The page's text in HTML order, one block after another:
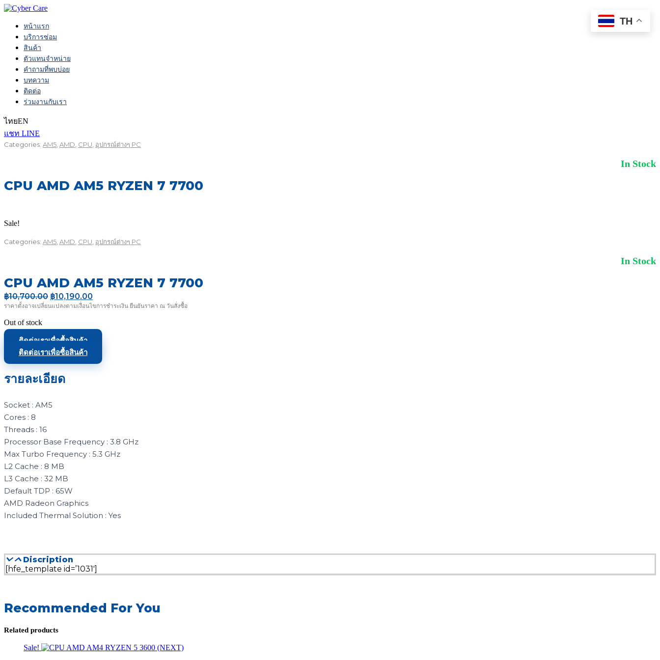
หน้าแรก
บริการซ่อม
สินค้า
ตัวแทนจำหน่าย
คำถามที่พบบ่อย
บทความ
ติดต่อ
ร่วมงานกับเรา
ไทยEN
แชท LINE
Categories: AM5 AMD CPU อุปกรณ์ต่างๆ PC
In Stock
CPU AMD AM5 RYZEN 7 7700
Sale!
Categories: AM5 AMD CPU อุปกรณ์ต่างๆ PC
In Stock
CPU AMD AM5 RYZEN 7 7700
฿10,700.00 Original
price
฿10,190.00
price
ราคาตั้งอาจเปลี่ยนแปลงตามเงื่อนไขการชำระเงิน ยืนยันราคา ณ วันสั่งซื้อ
Out of stock
ติดต่อเราเพื่อซื้อสินค้า
ติดต่อเราเพื่อซื้อสินค้า
รายละเอียด
Socket : AM5
Cores : 8
Threads : 16
Processor Base Frequency : 3.8 GHz
Max Turbo Frequency : 5.3 GHz
L2 Cache : 8 MB
L3 Cache : 32 MB
Default TDP : 65W
AMD Radeon Graphics
Included Thermal Solution : Yes
Discription
[hfe_template id=’1031′]
Recommended For You
Related products
Sale!
TH